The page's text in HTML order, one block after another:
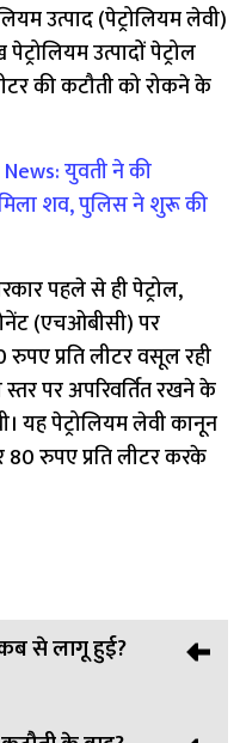
उत्पाद (पेट्रोलियम लेवी)
उत्पादों पेट्रोल
की कटौती को रोकने के
युवती ने की
शव, पुलिस ने शुरू की
पहले से ही पेट्रोल,
(एचओबीसी) पर
रुपए प्रति लीटर वसूल रही
पर अपरिवर्तित रखने के
यह पेट्रोलियम लेवी कानून
रुपए प्रति लीटर करके
से लागू हुई?